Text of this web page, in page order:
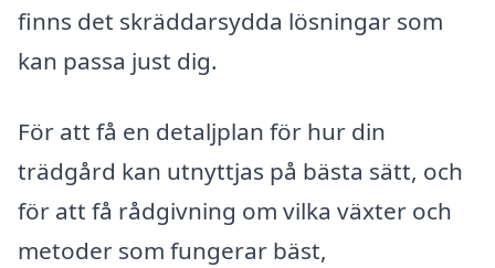
finns det skräddarsydda lösningar som
kan passa just dig.
För att få en detaljplan för hur din
trädgård kan utnyttjas på bästa sätt, och
för att få rådgivning om vilka växter och
metoder som fungerar bäst,